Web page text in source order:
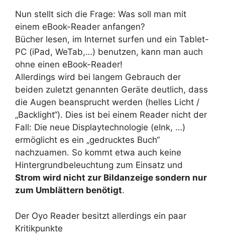
Nun stellt sich die Frage: Was soll man mit
einem eBook-Reader anfangen?
Bücher lesen, im Internet surfen und ein Tablet-
PC (iPad, WeTab,…) benutzen, kann man auch
ohne einen eBook-Reader!
Allerdings wird bei langem Gebrauch der
beiden zuletzt genannten Geräte deutlich, dass
die Augen beansprucht werden (helles Licht /
„Backlight“). Dies ist bei einem Reader nicht der
Fall: Die neue Displaytechnologie (eInk, …)
ermöglicht es ein „gedrucktes Buch“
nachzuamen. So kommt etwa auch keine
Hintergrundbeleuchtung zum Einsatz und
Strom wird nicht zur Bildanzeige sondern nur
zum Umblättern benötigt.
Der Oyo Reader besitzt allerdings ein paar
Kritikpunkte